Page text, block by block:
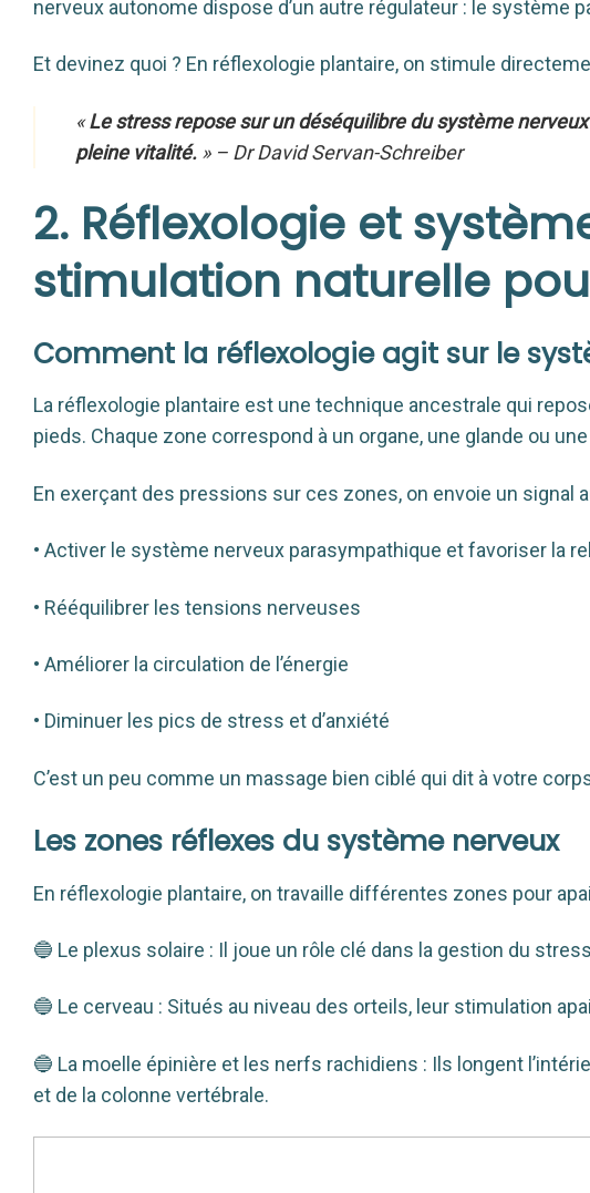
nerveux autonome dispose d’un autre régulateur : le système
Et devinez quoi ? En réflexologie plantaire, on stimule
«Le stress repose sur un déséquilibre du système
pleine vitalité. » – Dr David Servan-Schreiber
2. Réflexologie et
stimulation naturelle
Comment la réflexologie agit sur le
La réflexologie plantaire est une technique ancestrale qui
pieds. Chaque zone correspond à un organe, une glande ou
En exerçant des pressions sur ces zones, on envoie un signal
• Activer le système nerveux parasympathique et favoriser la
• Rééquilibrer les tensions nerveuses
• Améliorer la circulation de l’énergie
• Diminuer les pics de stress et d’anxiété
C’est un peu comme un massage bien ciblé qui dit à votre
Les zones réflexes du système nerveux
En réflexologie plantaire, on travaille différentes zones pour
🔵 Le plexus solaire : Il joue un rôle clé dans la gestion du
🔵 Le cerveau : Situés au niveau des orteils, leur stimulation
🔵 La moelle épinière et les nerfs rachidiens : Ils longent
et de la colonne vertébrale.